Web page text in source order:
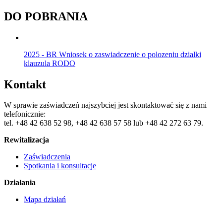
DO POBRANIA
2025 - BR Wniosek o zaswiadczenie o polozeniu dzialki
klauzula RODO
Kontakt
W sprawie zaświadczeń najszybciej jest skontaktować się z nami
telefonicznie:
tel. +48 42 638 52 98, +48 42 638 57 58 lub +48 42 272 63 79.
Rewitalizacja
Zaświadczenia
Spotkania i konsultacje
Działania
Mapa działań